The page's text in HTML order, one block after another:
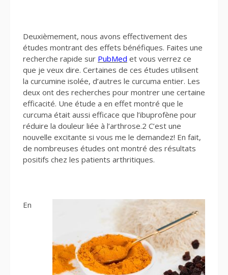
Deuxièmement, nous avons effectivement des
études montrant des effets bénéfiques. Faites une
recherche rapide sur PubMed et vous verrez ce
que je veux dire. Certaines de ces études utilisent
la curcumine isolée, d’autres le curcuma entier. Les
deux ont des recherches pour montrer une certaine
efficacité. Une étude a en effet montré que le
curcuma était aussi efficace que l’ibuprofène pour
réduire la douleur liée à l’arthrose.2 C’est une
nouvelle excitante si vous me le demandez! En fait,
de nombreuses études ont montré des résultats
positifs chez les patients arthritiques.
En